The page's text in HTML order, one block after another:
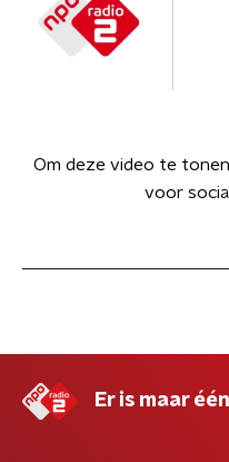
Om deze video te
voor
Er is maar